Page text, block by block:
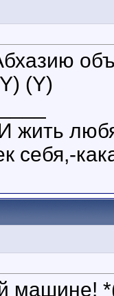
Абхазию
(Y)
себя,-
машине!